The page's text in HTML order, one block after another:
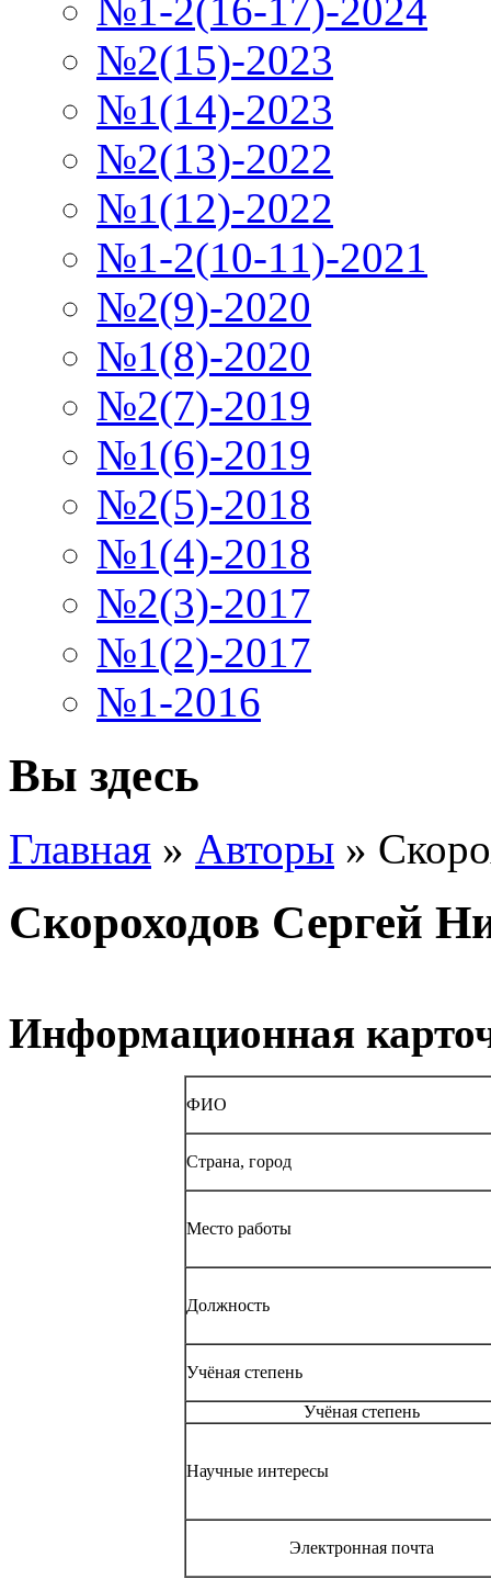
№1-2(16-17)-2024
№2(15)-2023
№1(14)-2023
№2(13)-2022
№1(12)-2022
№1-2(10-11)-2021
№2(9)-2020
№1(8)-2020
№2(7)-2019
№1(6)-2019
№2(5)-2018
№1(4)-2018
№2(3)-2017
№1(2)-2017
№1-2016
Вы здесь
Главная » Авторы »
Скороходов Сергей
Информационная
ФИО
Страна, город
Место работы
Должность
Учёная степень
Учёная степень
Научные интересы
Электронная почта